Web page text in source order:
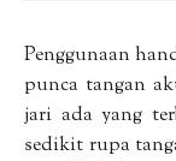
Penggunaan
punca tangan
jari ada yang
sedikit rupa